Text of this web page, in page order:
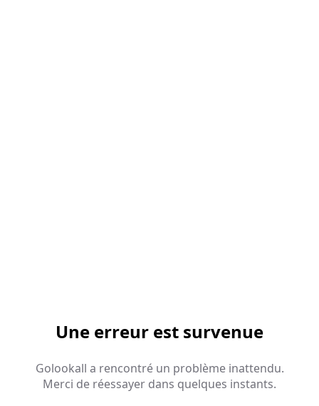
Une erreur est survenue
Golookall a rencontré un problème inattendu.
Merci de réessayer dans quelques instants.